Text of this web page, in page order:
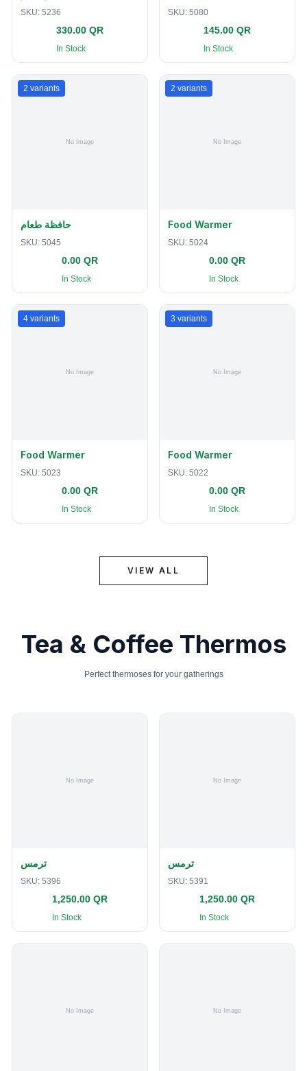
SKU: 5236
330.00 QR
In Stock
SKU: 5080
145.00 QR
In Stock
2 variants
حافظة طعام
SKU: 5045
0.00 QR
In Stock
2 variants
Food Warmer
SKU: 5024
0.00 QR
In Stock
4 variants
Food Warmer
SKU: 5023
0.00 QR
In Stock
3 variants
Food Warmer
SKU: 5022
0.00 QR
In Stock
VIEW ALL
Tea & Coffee Thermos
Perfect thermoses for your gatherings
ترمس
SKU: 5396
1,250.00 QR
In Stock
ترمس
SKU: 5391
1,250.00 QR
In Stock